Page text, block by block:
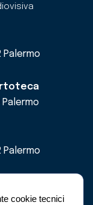
cookie tecnici
Palermo
Palermo
Palermo